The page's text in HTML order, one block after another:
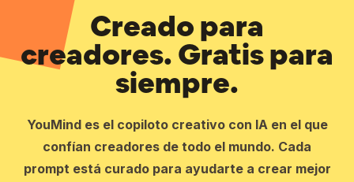
Creado para
creadores. Gratis para
siempre.
YouMind es el copiloto creativo con IA en el que
confían creadores de todo el mundo. Cada
prompt está curado para ayudarte a crear mejor